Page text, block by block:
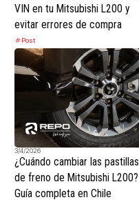
VIN en tu Mitsubishi L200 y
evitar errores de compra
Post
3/4/2026
¿Cuándo cambiar las pastillas
de freno de Mitsubishi L200?
Guía completa en Chile